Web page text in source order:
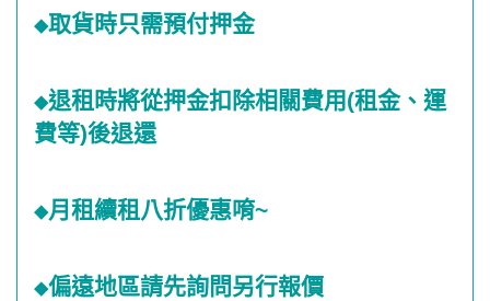
◆取貨時只需預付押金
◆退租時將從押金扣除相關費用 (租金、運
費等)後退還
◆月租續租八折優惠唷~
◆偏遠地區請先詢問另行報價